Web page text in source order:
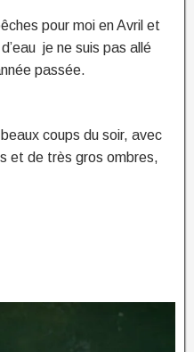
pour moi en Avril et
je ne suis pas allé
passée.
coups du soir, avec
et de très gros ombres,